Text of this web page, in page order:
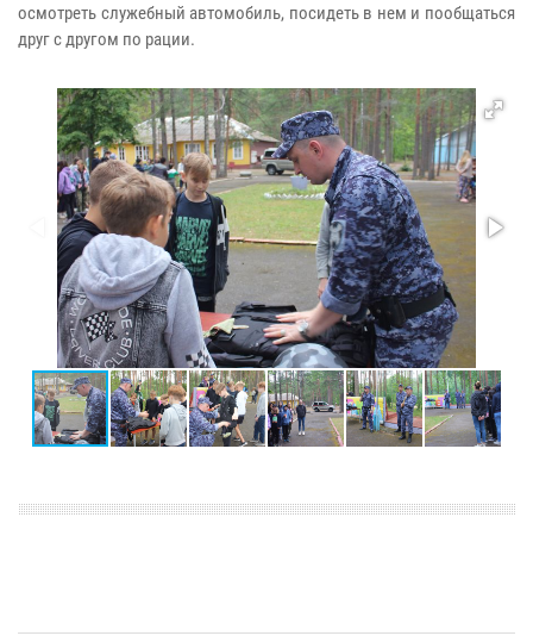
осмотреть служебный автомобиль, посидеть в нем и пообщаться
друг с другом по рации.